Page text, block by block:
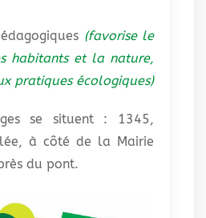
(favorise le
habitants et la nature,
pratiques écologiques)
se situent : 1345,
à côté de la Mairie
du pont.